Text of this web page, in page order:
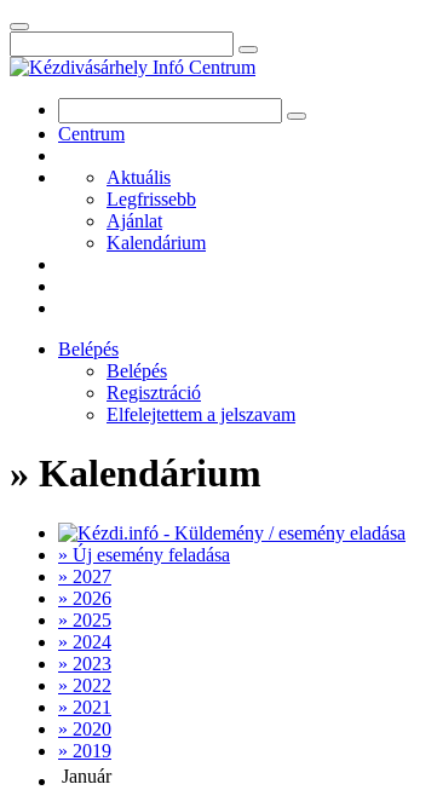
Centrum
Aktuális
Legfrissebb
Ajánlat
Kalendárium
Belépés
Belépés
Regisztráció
Elfelejtettem a jelszavam
» Kalendárium
» Új esemény feladása
» 2027
» 2026
» 2025
» 2024
» 2023
» 2022
» 2021
» 2020
» 2019
Január